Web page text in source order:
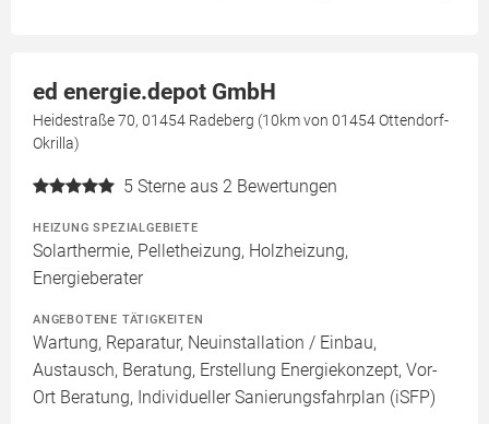
ed energie.depot GmbH
Heidestraße 70, 01454 Radeberg (10km von 01454 Ottendorf-
Okrilla)
5 Sterne aus 2 Bewertungen
HEIZUNG SPEZIALGEBIETE
Solarthermie, Pelletheizung, Holzheizung,
Energieberater
ANGEBOTENE TÄTIGKEITEN
Wartung, Reparatur, Neuinstallation / Einbau,
Austausch, Beratung, Erstellung Energiekonzept, Vor-
Ort Beratung, Individueller Sanierungsfahrplan (iSFP)